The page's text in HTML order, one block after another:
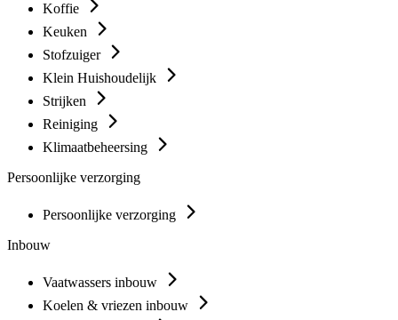
Koffie
Keuken
Stofzuiger
Klein Huishoudelijk
Strijken
Reiniging
Klimaatbeheersing
Persoonlijke verzorging
Persoonlijke verzorging
Inbouw
Vaatwassers inbouw
Koelen & vriezen inbouw